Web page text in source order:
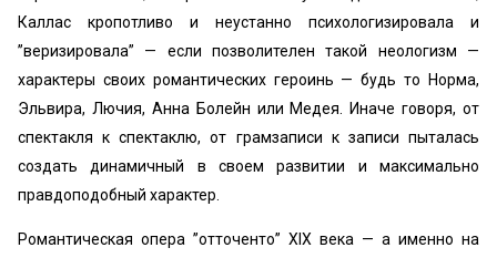
Каллас кропотливо и неустанно психологизировала и
’’веризировала” — если позволителен такой неологизм —
характеры своих романтических героинь — будь то Норма,
Эльвира, Лючия, Анна Болейн или Медея. Иначе говоря, от
спектакля к спектаклю, от грамзаписи к записи пыталась
создать динамичный в своем развитии и максимально
правдоподобный характер.
Романтическая опера ’’отточенто” XIX века — а именно на